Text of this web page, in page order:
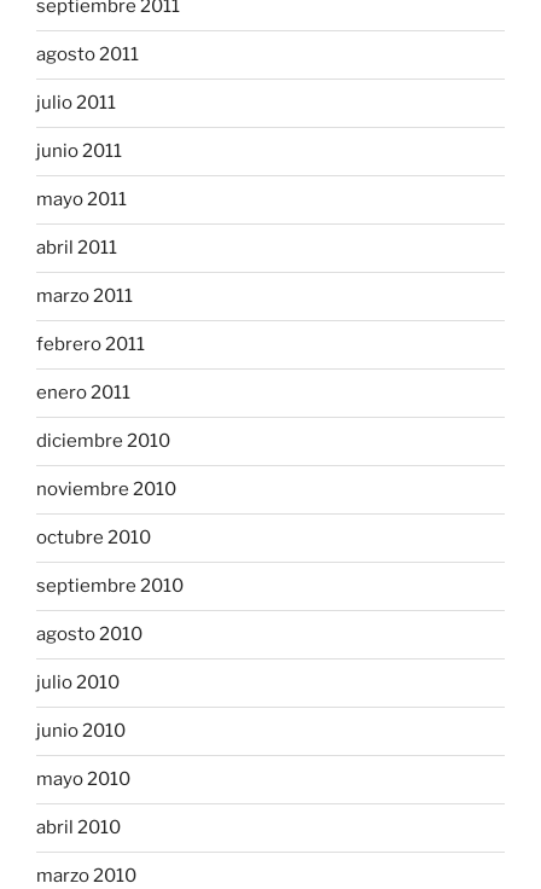
septiembre 2011
agosto 2011
julio 2011
junio 2011
mayo 2011
abril 2011
marzo 2011
febrero 2011
enero 2011
diciembre 2010
noviembre 2010
octubre 2010
septiembre 2010
agosto 2010
julio 2010
junio 2010
mayo 2010
abril 2010
marzo 2010